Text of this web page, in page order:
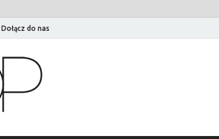
Dołącz do nas